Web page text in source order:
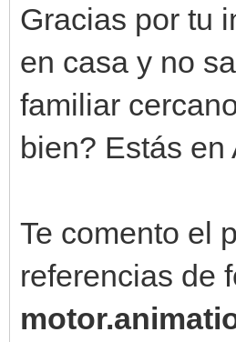
def
if
self.x
Gracias por tu
en casa y no
familiar
bien? Estás en
Te comento el
referencias de